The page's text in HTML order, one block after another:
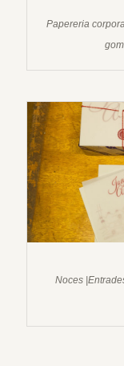
Papereria
Noces